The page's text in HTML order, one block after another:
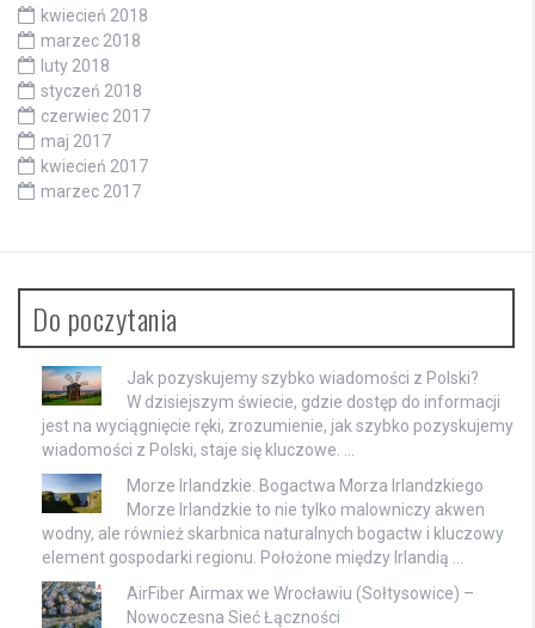
kwiecień 2018
marzec 2018
luty 2018
styczeń 2018
czerwiec 2017
maj 2017
kwiecień 2017
marzec 2017
Do poczytania
Jak pozyskujemy szybko wiadomości z Polski?
W dzisiejszym świecie, gdzie dostęp do informacji
jest na wyciągnięcie ręki, zrozumienie, jak szybko pozyskujemy
wiadomości z Polski, staje się kluczowe. …
Morze Irlandzkie. Bogactwa Morza Irlandzkiego
Morze Irlandzkie to nie tylko malowniczy akwen
wodny, ale również skarbnica naturalnych bogactw i kluczowy
element gospodarki regionu. Położone między Irlandią …
AirFiber Airmax we Wrocławiu (Sołtysowice) –
Nowoczesna Sieć Łączności